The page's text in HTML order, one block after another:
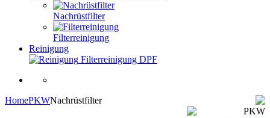
Nachrüstfilter
Filterreinigung
Reinigung
Filterreinigung DPF
HomePKWNachrüstfilter